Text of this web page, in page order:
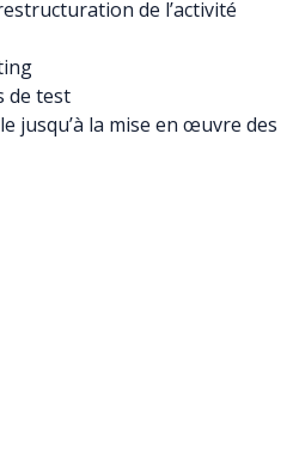
de l’activité
de test
jusqu’à la mise en œuvre des